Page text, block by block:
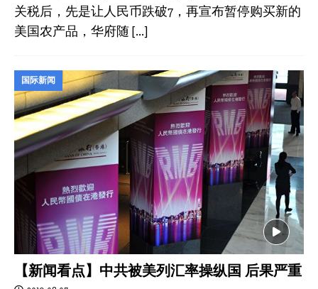
关税后，先是让人民币跌破7，再宣布暂停购买新的
美国农产品，华府随[…]
国际新闻
【新闻看点】中共被美列汇率操纵国 后果严重